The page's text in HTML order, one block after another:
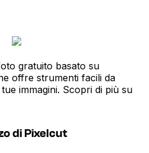
gratuito basato su
offre strumenti facili da
immagini. Scopri di più su
di Pixelcut